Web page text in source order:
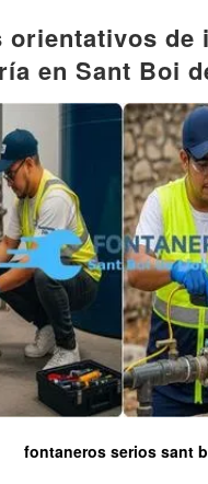
orientativos de
en Sant Boi
fontaneros serios sant